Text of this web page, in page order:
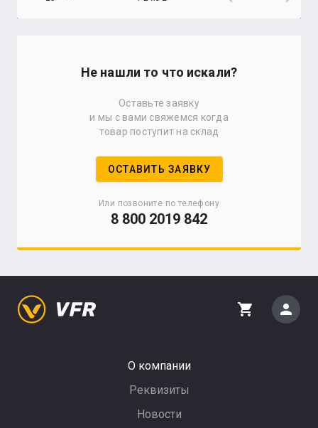
Не нашли то что искали?
Оставьте заявку
и мы с вами свяжемся когда
товар поступит на склад
ОСТАВИТЬ ЗАЯВКУ
Или позвоните по телефону
8 800 2019 842
О компании
Реквизиты
Новости
shopping_cart person